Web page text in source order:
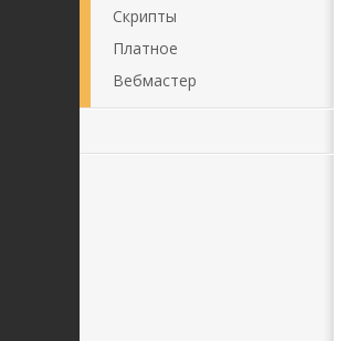
Скрипты
Платное
Вебмастер